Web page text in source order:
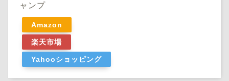
ャンプ
Amazon
楽天市場
Yahooショッピング